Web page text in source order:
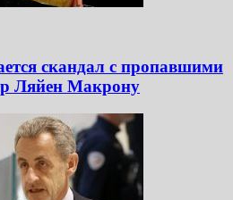
скандал с пропавшими
Ляйен Макрону